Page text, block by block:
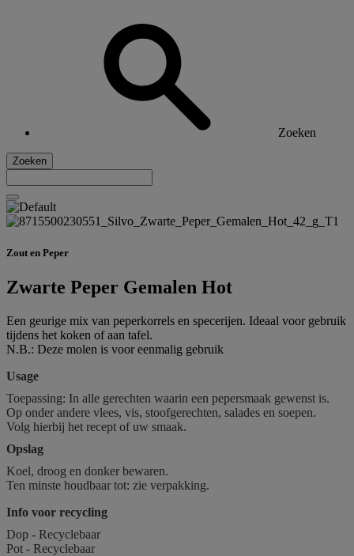
Zoeken
Zoeken
Zout en Peper
Zwarte Peper Gemalen Hot
Een geurige mix van peperkorrels en specerijen. Ideaal voor gebruik
tijdens het koken of aan tafel.
N.B.: Deze molen is voor eenmalig gebruik
Usage
Toepassing: In alle gerechten waarin een pepersmaak gewenst is.
Op onder andere vlees, vis, stoofgerechten, salades en soepen.
Volg hierbij het recept of uw smaak.
Opslag
Koel, droog en donker bewaren.
Ten minste houdbaar tot: zie verpakking.
Info voor recycling
Dop - Recyclebaar
Pot - Recyclebaar